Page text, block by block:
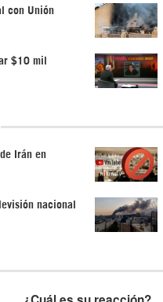
con Unión
$10 mil
Irán en
nacional